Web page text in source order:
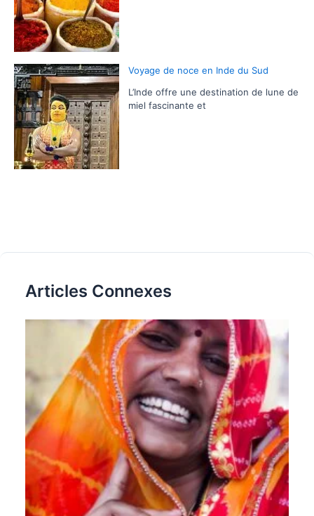
Voyage de noce en Inde du Sud
L’Inde offre une destination de lune de
miel fascinante et
Articles Connexes